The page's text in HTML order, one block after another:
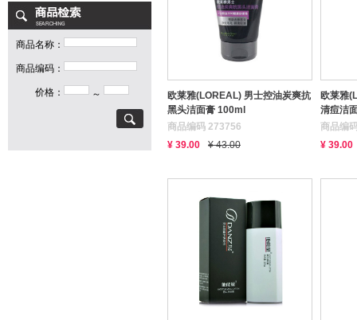
商品名称：
商品编码：
价格： ～
欧莱雅(LOREAL) 男士控油炭爽抗
黑头洁面膏 100ml
商品编码 273756
¥ 39.00
¥ 43.00
欧莱雅
清痘洁
商品编
¥ 39.00